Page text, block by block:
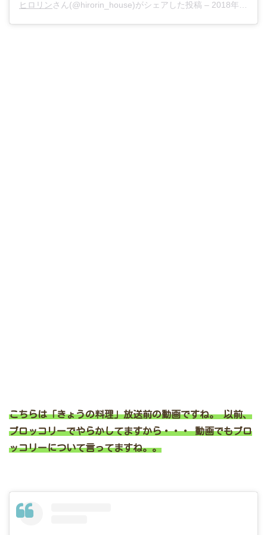
ヒロリンさん(@hirorin_house)がシェアした投稿 – 2018年12月月24日午前5時03分PST
こちらは「きょうの料理」放送前の動画ですね。以前、
ブロッコリーでやらかしてますから・・・動画でもブロ
ッコリーについて言ってますね。。